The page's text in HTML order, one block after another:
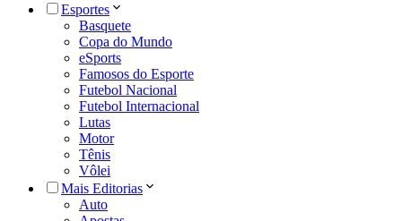
Esportes
Basquete
Copa do Mundo
eSports
Famosos do Esporte
Futebol Nacional
Futebol Internacional
Lutas
Motor
Tênis
Vôlei
Mais Editorias
Auto